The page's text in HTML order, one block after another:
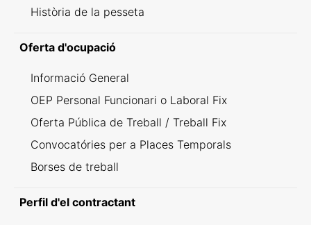
Història de la pesseta
Oferta d'ocupació
Informació General
OEP Personal Funcionari o Laboral Fix
Oferta Pública de Treball / Treball Fix
Convocatóries per a Places Temporals
Borses de treball
Perfil d'el contractant